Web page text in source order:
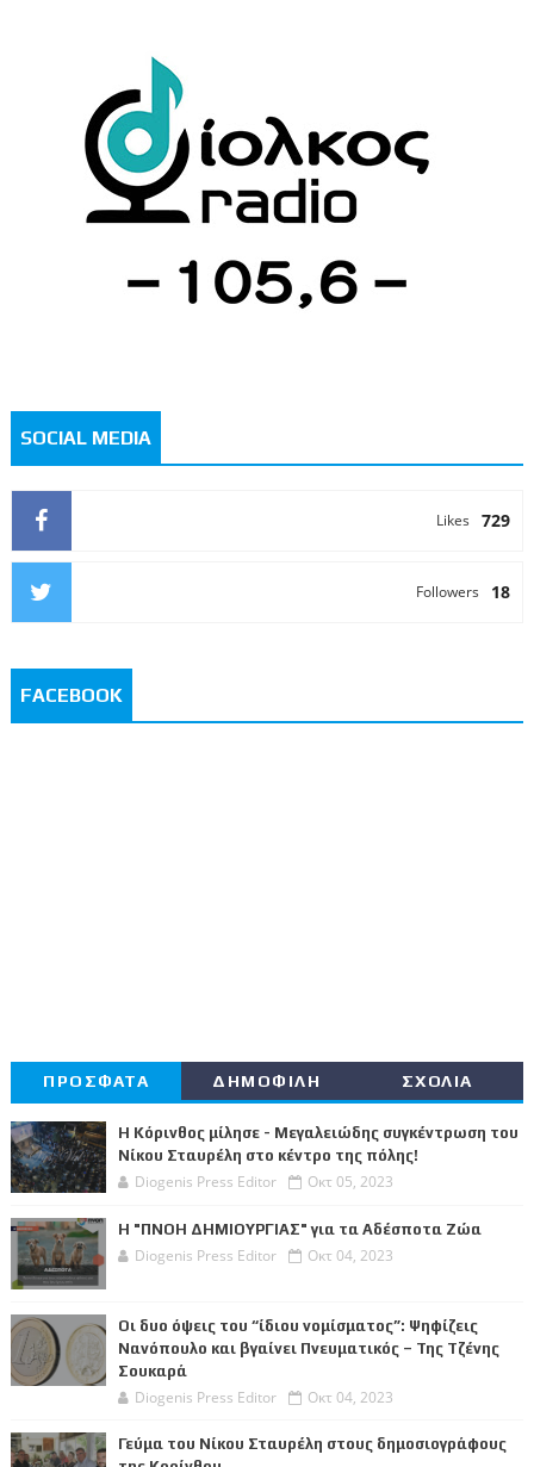
SOCIAL MEDIA
729
Likes
18
Followers
FACEBOOK
ΠΡΟΣΦΑΤΑ ΔΗΜΟΦΙΛΗ ΣΧΟΛΙΑ
Η Κόρινθος μίλησε - Μεγαλειώδης συγκέντρωση του
Νίκου Σταυρέλη στο κέντρο της πόλης!
Diogenis Press Editor Οκτ 05, 2023
Η "ΠΝΟΗ ΔΗΜΙΟΥΡΓΙΑΣ" για τα Αδέσποτα Ζώα
Diogenis Press Editor Οκτ 04, 2023
Οι δυο όψεις του “ίδιου νομίσματος”: Ψηφίζεις
Νανόπουλο και βγαίνει Πνευματικός – Της Τζένης
Σουκαρά
Diogenis Press Editor Οκτ 04, 2023
Γεύμα του Νίκου Σταυρέλη στους δημοσιογράφους